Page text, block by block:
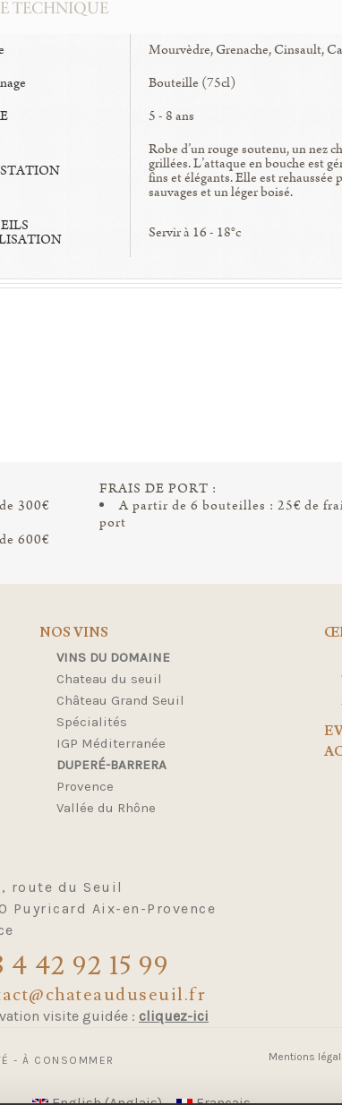
TECHNIQUE
Mourvèdre, Grenache, Cinsault,
Bouteille (75cl)
5 - 8 ans
Robe d’un rouge soutenu, un nez
grillées. L’attaque en bouche est
fins et élégants. Elle est rehaussée
sauvages et un léger boisé.
Servir à 16 - 18°c
300€
600€
FRAIS DE PORT :
A partir de 6 bouteilles : 25€ de
port
NOS VINS
VINS DU DOMAINE
Chateau du seuil
Château Grand Seuil
Spécialités
IGP Méditerranée
DUPERÉ-BARRERA
Provence
Vallée du Rhône
route du Seuil
Puyricard Aix-en-Provence
4 42 92 15 99
visite guidée : cliquez-ici
- À CONSOMMER
Mentions